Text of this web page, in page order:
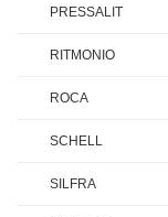
PRESSALIT
RITMONIO
ROCA
SCHELL
SILFRA